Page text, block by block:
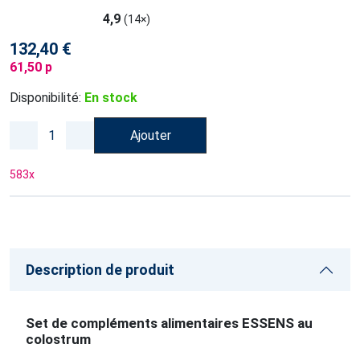
4,9 (14×)
132,40 €
61,50 p
Disponibilité: En stock
Ajouter
583x
Description de produit
Set de compléments alimentaires ESSENS au
colostrum